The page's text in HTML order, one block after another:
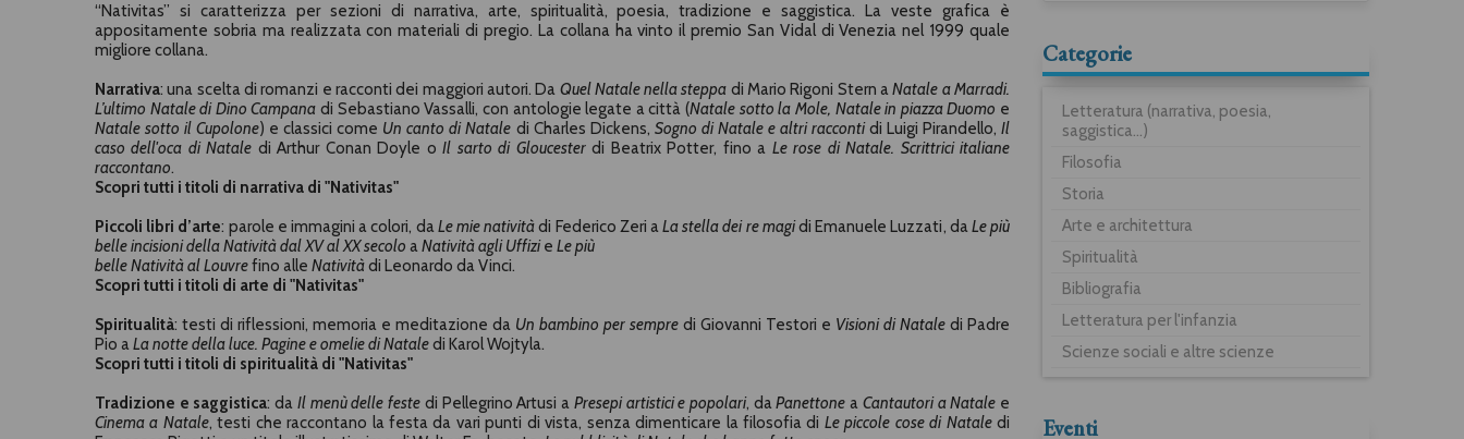
“Nativitas” si caratterizza per sezioni di narrativa, arte, spiritualità, poesia, tradizione e saggistica. La veste grafica è
appositamente sobria ma realizzata con materiali di pregio. La collana ha vinto il premio San Vidal di Venezia nel 1999 quale
migliore collana.
Narrativa: una scelta di romanzi e racconti dei maggiori autori. Da Quel Natale nella steppa diMario Rigoni Stern aNatale a Marradi.
L’ultimo Natale di Dino Campana di Sebastiano Vassalli, con antologie legate a città (Natale sotto la Mole, Natale in piazza Duomo e
Natale sotto il Cupolone) e classici come Un canto di Natale di Charles Dickens, Sogno di Natale e altri raccontidi Luigi Pirandello,Il
caso dell'oca di Natale diArthur Conan Doyle oIl sarto di Gloucesterdi Beatrix Potter, fino a Le rose di Natale. Scrittrici italiane
raccontano.
Scopri tutti i titoli di narrativa di "Nativitas"
Piccoli libri d’arte: parole e immagini a colori, daLe mie nativitàdi Federico Zeri aLa stella dei re magidiEmanuele Luzzati, daLe più
belle incisioni della Natività dal XV al XX secolo aNatività agli Uffizie Le più
belle Natività al Louvrefino alle Nativitàdi Leonardo da Vinci.
Scopri tutti i titoli di arte di "Nativitas"
Spiritualità: testi di riflessioni, memoria e meditazione da Un bambino per sempre di Giovanni Testori e Visioni di Natale di Padre
Pio aLa notte della luce. Pagine e omelie di Nataledi Karol Wojtyla.
Scopri tutti i titoli di spiritualità di "Nativitas"
Tradizione e saggistica: da Il menù delle feste di Pellegrino Artusi a Presepi artistici e popolari, daPanettone a Cantautori a Natale e
Cinema a Natale, testi che raccontano la festa da vari punti di vista, senza dimenticare la filosofia di Le piccole cose di Nataledi
Categorie
Letteratura (narrativa, poesia,
saggistica...)
Filosofia
Storia
Arte e architettura
Spiritualità
Bibliografia
Letteratura per l'infanzia
Scienze sociali e altre scienze
Eventi